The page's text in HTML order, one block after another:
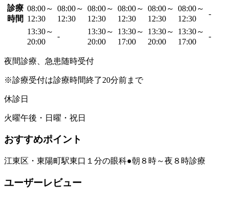
診療
時間
08:00～
12:30
08:00～
12:30
08:00～
12:30
08:00～
12:30
08:00～
12:30
08:00～
12:30
-
13:30～
20:00
-
13:30～
20:00
13:30～
17:00
13:30～
20:00
13:30～
17:00
-
夜間診療、急患随時受付
※診療受付は診療時間終了20分前まで
休診日
火曜午後・日曜・祝日
おすすめポイント
江東区・東陽町駅東口１分の眼科●朝８時～夜８時診療
ユーザーレビュー